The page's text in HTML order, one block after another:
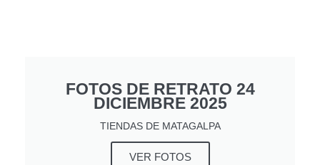
FOTOS DE RETRATO 24
DICIEMBRE 2025
TIENDAS DE MATAGALPA
VER FOTOS